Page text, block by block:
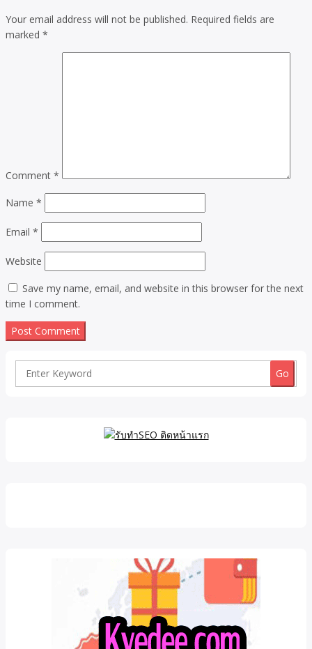
Your email address will not be published. Required fields are
marked *
Comment *
Name *
Email *
Website
Save my name, email, and website in this browser for the next
time I comment.
Search